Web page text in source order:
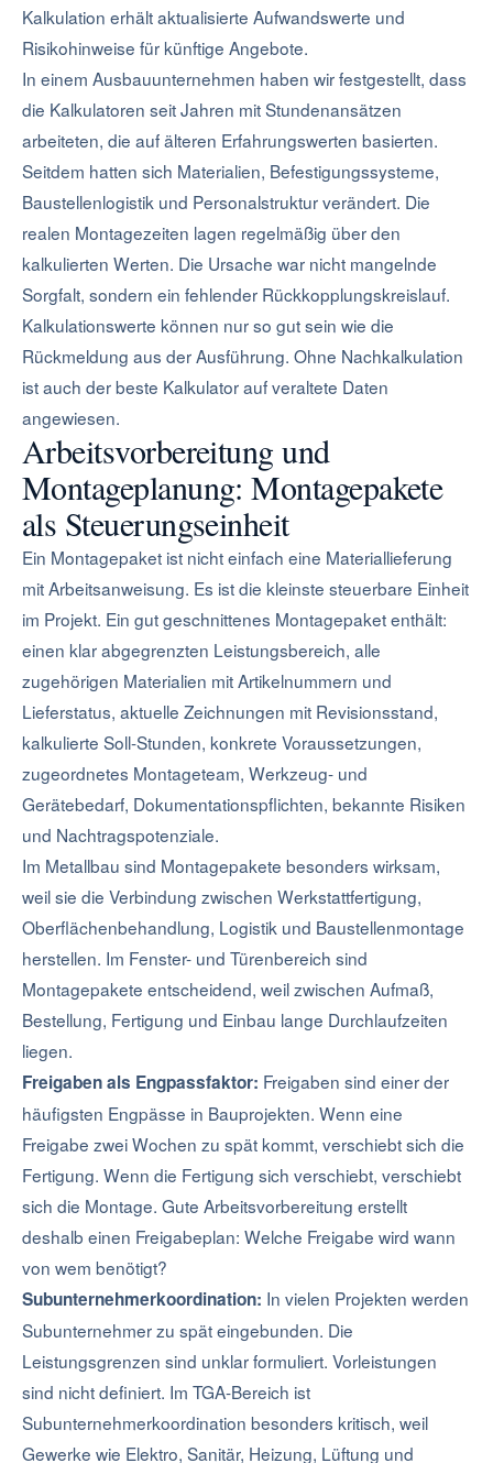
Kalkulation erhält aktualisierte Aufwandswerte und
Risikohinweise für künftige Angebote.
In einem Ausbauunternehmen haben wir festgestellt, dass
die Kalkulatoren seit Jahren mit Stundenansätzen
arbeiteten, die auf älteren Erfahrungswerten basierten.
Seitdem hatten sich Materialien, Befestigungssysteme,
Baustellenlogistik und Personalstruktur verändert. Die
realen Montagezeiten lagen regelmäßig über den
kalkulierten Werten. Die Ursache war nicht mangelnde
Sorgfalt, sondern ein fehlender Rückkopplungskreislauf.
Kalkulationswerte können nur so gut sein wie die
Rückmeldung aus der Ausführung. Ohne Nachkalkulation
ist auch der beste Kalkulator auf veraltete Daten
angewiesen.
Arbeitsvorbereitung und
Montageplanung: Montagepakete
als Steuerungseinheit
Ein Montagepaket ist nicht einfach eine Materiallieferung
mit Arbeitsanweisung. Es ist die kleinste steuerbare Einheit
im Projekt. Ein gut geschnittenes Montagepaket enthält:
einen klar abgegrenzten Leistungsbereich, alle
zugehörigen Materialien mit Artikelnummern und
Lieferstatus, aktuelle Zeichnungen mit Revisionsstand,
kalkulierte Soll-Stunden, konkrete Voraussetzungen,
zugeordnetes Montageteam, Werkzeug- und
Gerätebedarf, Dokumentationspflichten, bekannte Risiken
und Nachtragspotenziale.
Im Metallbau sind Montagepakete besonders wirksam,
weil sie die Verbindung zwischen Werkstattfertigung,
Oberflächenbehandlung, Logistik und Baustellenmontage
herstellen. Im Fenster- und Türenbereich sind
Montagepakete entscheidend, weil zwischen Aufmaß,
Bestellung, Fertigung und Einbau lange Durchlaufzeiten
liegen.
Freigaben als Engpassfaktor: Freigaben sind einer der
häufigsten Engpässe in Bauprojekten. Wenn eine
Freigabe zwei Wochen zu spät kommt, verschiebt sich die
Fertigung. Wenn die Fertigung sich verschiebt, verschiebt
sich die Montage. Gute Arbeitsvorbereitung erstellt
deshalb einen Freigabeplan: Welche Freigabe wird wann
von wem benötigt?
Subunternehmerkoordination: In vielen Projekten werden
Subunternehmer zu spät eingebunden. Die
Leistungsgrenzen sind unklar formuliert. Vorleistungen
sind nicht definiert. Im TGA-Bereich ist
Subunternehmerkoordination besonders kritisch, weil
Gewerke wie Elektro, Sanitär, Heizung, Lüftung und